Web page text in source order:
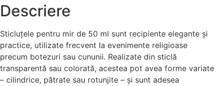
Descriere
Sticluțele pentru mir de 50 ml sunt recipiente elegante și
practice, utilizate frecvent la evenimente religioase
precum botezuri sau cununii. Realizate din sticlă
transparentă sau colorată, acestea pot avea forme variate
– cilindrice, pătrate sau rotunjite – și sunt adesea